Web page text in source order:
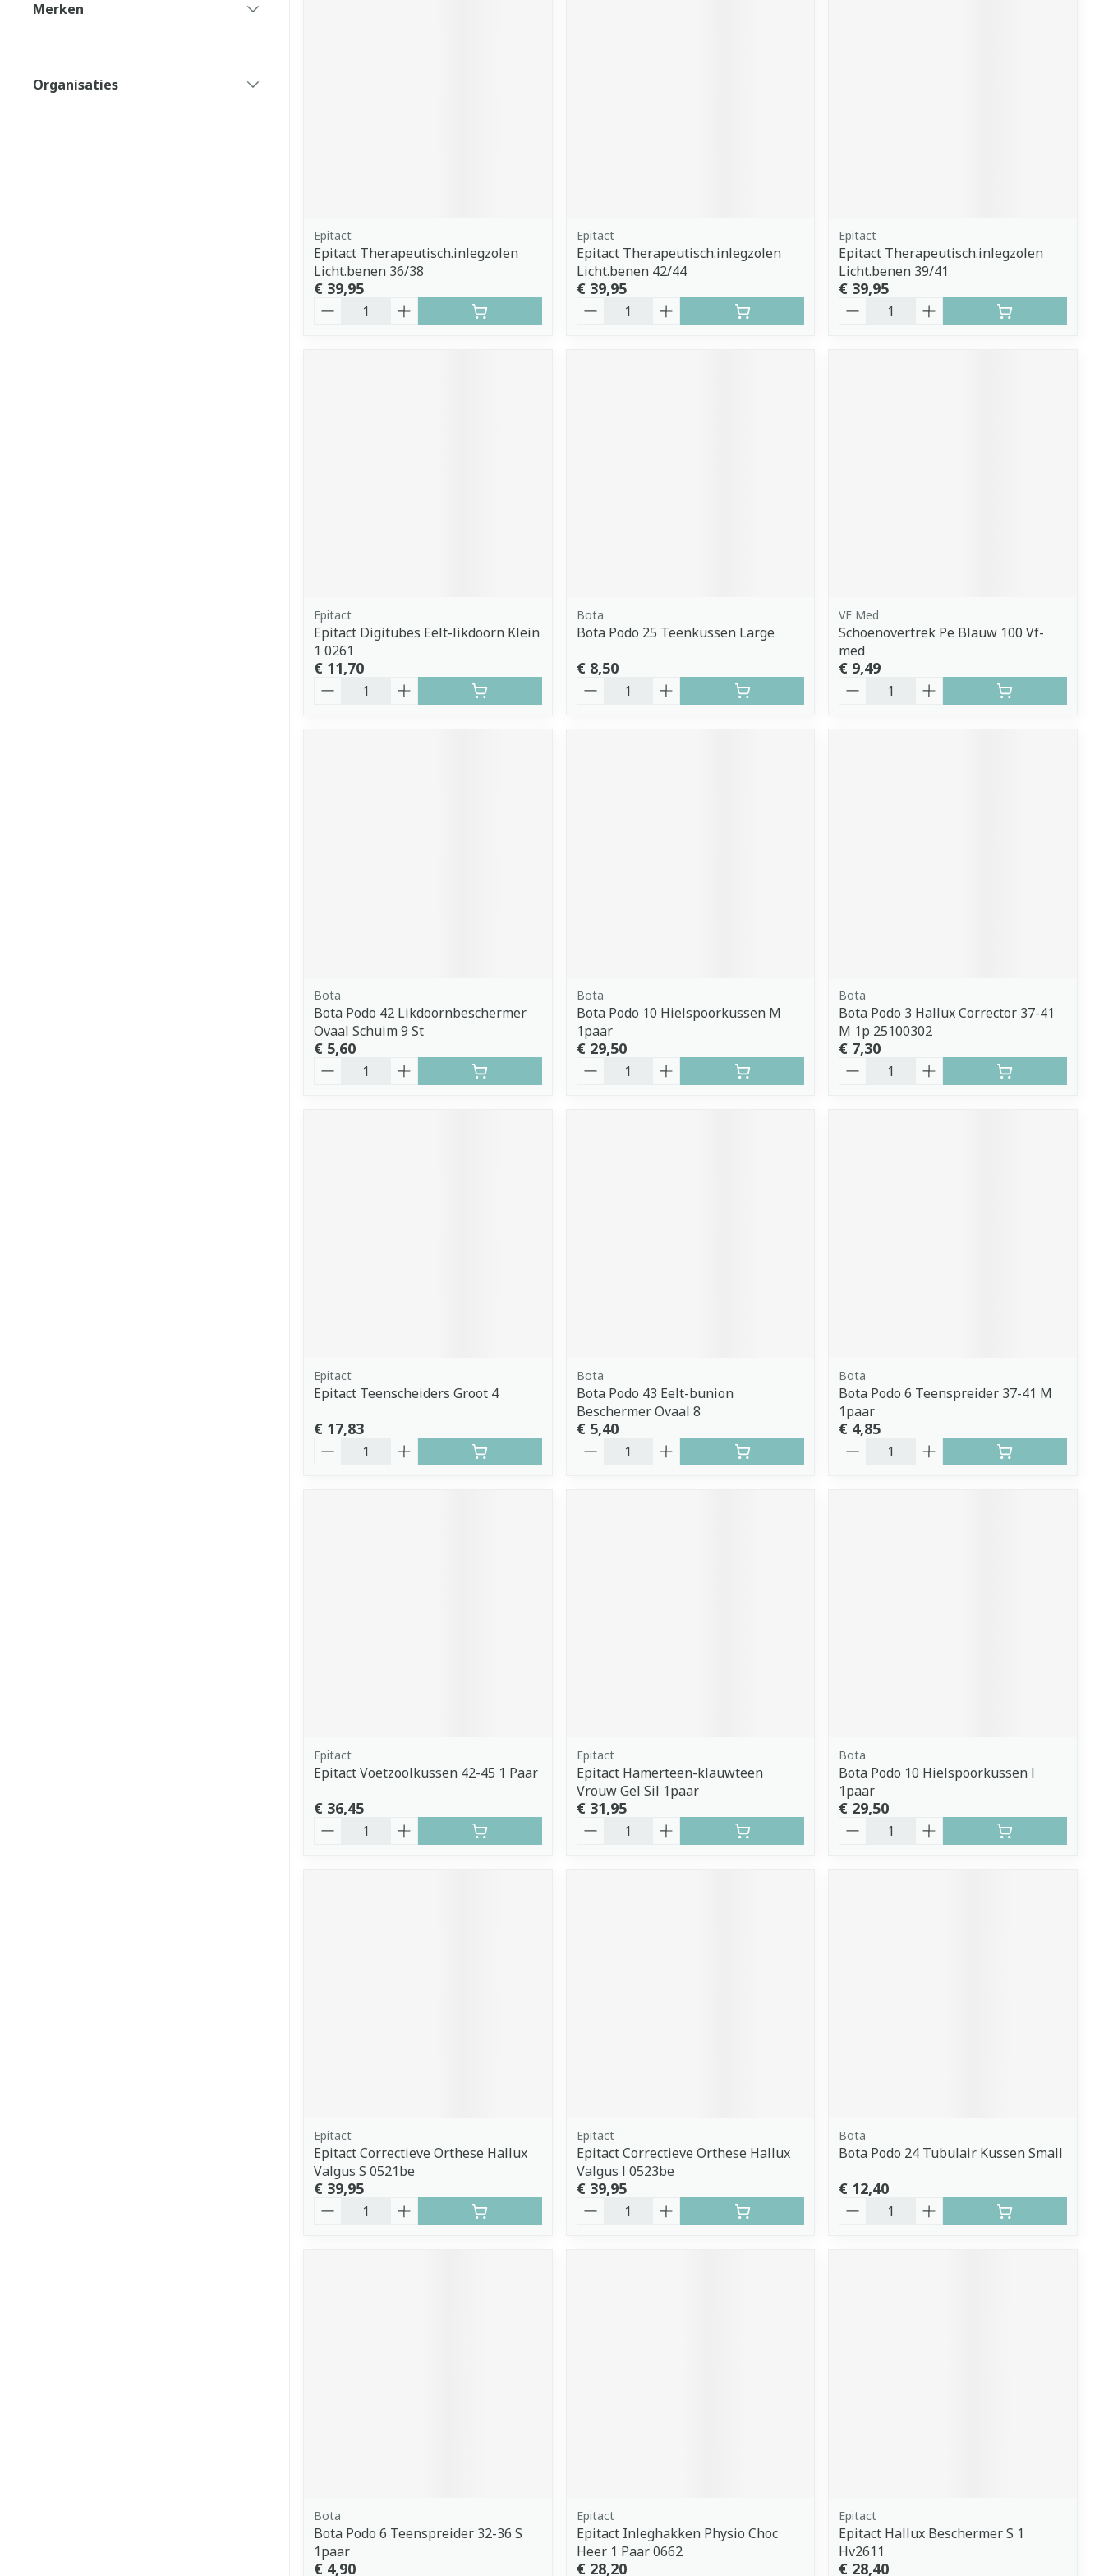
Merken
Organisaties
Epitact
Epitact Therapeutisch.inlegzolen
Licht.benen 36/38
€ 39,95
Epitact
Epitact Therapeutisch.inlegzolen
Licht.benen 42/44
€ 39,95
Epitact
Epitact Therapeutisch.inlegzolen
Licht.benen 39/41
€ 39,95
Epitact
Epitact Digitubes Eelt-likdoorn Klein
1 0261
€ 11,70
Bota
Bota Podo 25 Teenkussen Large
€ 8,50
VF Med
Schoenovertrek Pe Blauw 100 Vf-
med
€ 9,49
Bota
Bota Podo 42 Likdoornbeschermer
Ovaal Schuim 9 St
€ 5,60
Bota
Bota Podo 10 Hielspoorkussen M
1paar
€ 29,50
Bota
Bota Podo 3 Hallux Corrector 37-41
M 1p 25100302
€ 7,30
Epitact
Epitact Teenscheiders Groot 4
€ 17,83
Bota
Bota Podo 43 Eelt-bunion
Beschermer Ovaal 8
€ 5,40
Bota
Bota Podo 6 Teenspreider 37-41 M
1paar
€ 4,85
Epitact
Epitact Voetzoolkussen 42-45 1 Paar
€ 36,45
Epitact
Epitact Hamerteen-klauwteen
Vrouw Gel Sil 1paar
€ 31,95
Bota
Bota Podo 10 Hielspoorkussen l
1paar
€ 29,50
Epitact
Epitact Correctieve Orthese Hallux
Valgus S 0521be
€ 39,95
Epitact
Epitact Correctieve Orthese Hallux
Valgus l 0523be
€ 39,95
Bota
Bota Podo 24 Tubulair Kussen Small
€ 12,40
Bota
Bota Podo 6 Teenspreider 32-36 S
1paar
€ 4,90
Epitact
Epitact Inleghakken Physio Choc
Heer 1 Paar 0662
€ 28,20
Epitact
Epitact Hallux Beschermer S 1
Hv2611
€ 28,40